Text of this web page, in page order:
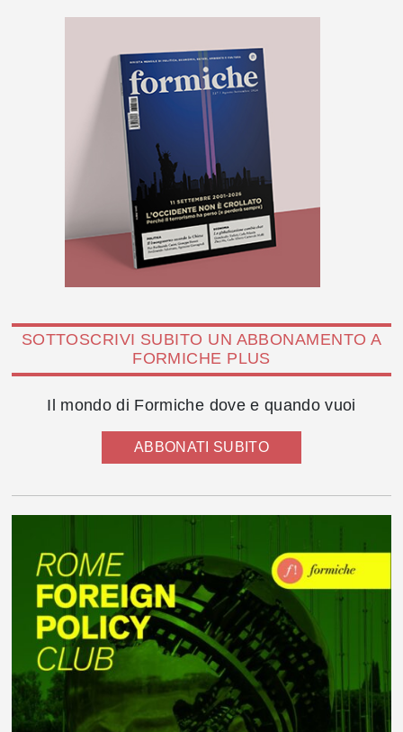
SOTTOSCRIVI SUBITO UN ABBONAMENTO A
FORMICHE PLUS
Il mondo di Formiche dove e quando vuoi
ABBONATI SUBITO